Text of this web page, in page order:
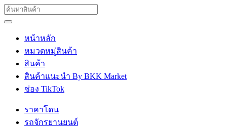
หน้าหลัก
หมวดหมู่สินค้า
สินค้า
สินค้าแนะนำ By BKK Market
ช่อง TikTok
ราคาโดน
รถจักรยานยนต์